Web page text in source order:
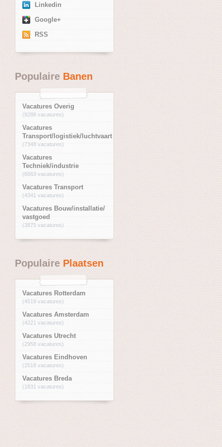
Linkedin
Google+
RSS
PopulaireBanen
Vacatures Overig
(9288 vacatures)
Vacatures
Transport/logistiek/luchtvaart
(7348 vacatures)
Vacatures
Techniek/industrie
(6563 vacatures)
Vacatures Transport
(4341 vacatures)
Vacatures Bouw/installatie/
vastgoed
(3875 vacatures)
PopulairePlaatsen
Vacatures Rotterdam
(4519 vacatures)
Vacatures Amsterdam
(4221 vacatures)
Vacatures Utrecht
(2958 vacatures)
Vacatures Eindhoven
(2518 vacatures)
Vacatures Breda
(1831 vacatures)